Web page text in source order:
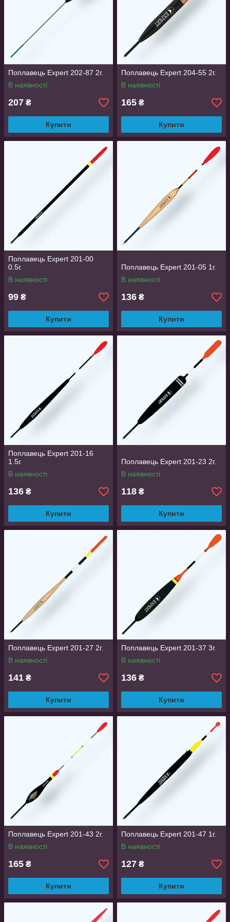
Кільові поплавки виконані в форматі
оливки. Підходять для водойм з течією
або ж на стоячих озерах з глибиною до 2
слабким або середнім перебігом.
Найчастіше вони мають грузило на 1-3
можна застосовувати прямі поплавки.
Краплеподібні поплавки використовують
на глибині до 1,5 м. Вони відрізняються
стійкістю на хвилях і мерехтінні.
Найбільш чутливим до коливань і
покльовок є поплавки-веретено. Вони
ідеально підходять для стоячої води.
Варіанти в формі перевернутої краплі з
грузилом до 6 грам застосовують для
риболовлі на глибині. Вони популярні для
лову на каналах і великих річках.
Поплавець Expert 202-87 2г.
В наявності
207 ₴
Купити
Поплавець Expert 204-55 2г.
В наявності
165 ₴
Купити
Поплавець Expert 201-00
0.5г.
В наявності
99 ₴
Купити
Поплавець Expert 201-05 1г.
В наявності
136 ₴
Купити
Поплавець Expert 201-16
1.5г.
В наявності
136 ₴
Купити
Поплавець Expert 201-23 2г.
В наявності
118 ₴
Купити
Поплавець Expert 201-27 2г.
В наявності
141 ₴
Купити
Поплавець Expert 201-37 3г.
В наявності
136 ₴
Купити
Поплавець Expert 201-43 2г.
В наявності
165 ₴
Купити
Поплавець Expert 201-47 1г.
В наявності
127 ₴
Купити